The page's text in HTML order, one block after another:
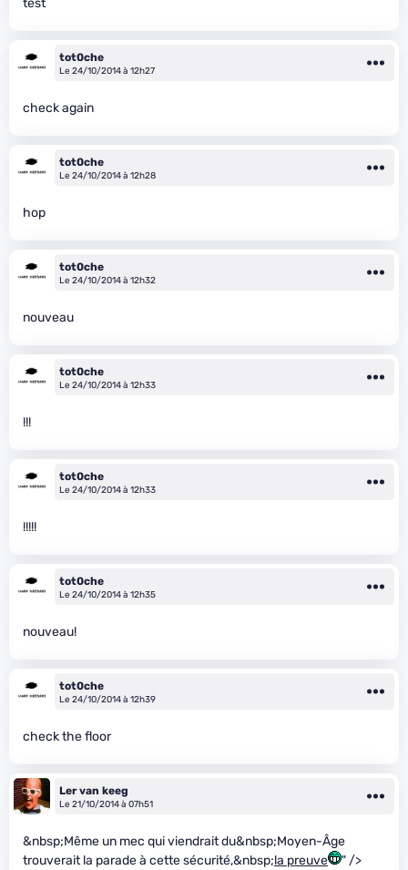
test
tot0che
Le 24/10/2014 à 12h27
check again
tot0che
Le 24/10/2014 à 12h28
hop
tot0che
Le 24/10/2014 à 12h32
nouveau
tot0che
Le 24/10/2014 à 12h33
!!!
tot0che
Le 24/10/2014 à 12h33
!!!!!
tot0che
Le 24/10/2014 à 12h35
nouveau!
tot0che
Le 24/10/2014 à 12h39
check the floor
Ler van keeg
Le 21/10/2014 à 07h51
&nbsp;Même un mec qui viendrait du&nbsp;Moyen-Âge
trouverait la parade à cette sécurité,&nbsp;la preuve " />